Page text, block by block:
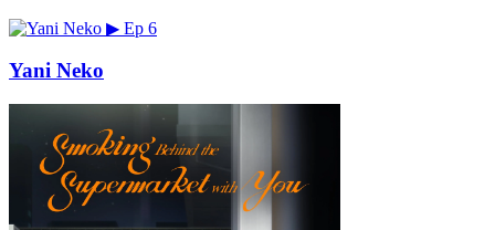
▶ Ep 6
Yani Neko